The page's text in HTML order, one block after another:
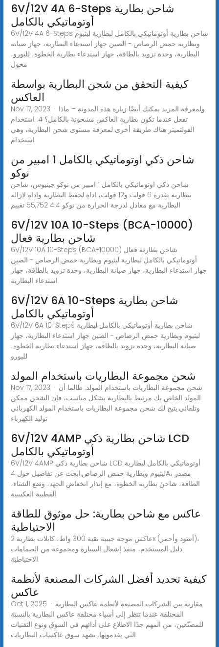
6V/12V 4A 6-Steps شاحن بطارية
أوتوماتيكي بالكامل
6V/12V 4A 6-Steps شاحن بطارية أوتوماتيكي بالكامل لبطارية ليثيوم
وبطارية حمض الرصاص - الصين جهاز استدعاء البطارية، جهاز صيانة
البطارية، وحدة تزويد بالطاقة، جهاز استدعاء بطارية الخطوة، لليورو،
محول
كيفية التحقق من شحن البطارية بواسطة
العاكس
Nov 17, 2023 · ولمعرفة المزيد يمكنك أيضًا زيارة هذه المدونة – ماذا
تفعل عندما تكون بطارية العاكس مشحونة بالكامل؟ 4. استخدام
الفولتميتر هناك طريقة أخرى لمعرفة مستوى شحن البطارية، وهي
استخدام
شاحن ذكي اوتوماتيكي بالكامل 1 امبير من
نوكو
شاحن ذكي اوتوماتيكي بالكامل 1 امبير من نوكو جينيوس، شاحن
ببطارية بقدرة 6 فولت و12 فولت، اداة لحفظ البطارية واداة لازالة
البطارية مع معادل لدرجة الحرارة من نوكو 4.4 55,752 تقييم
6V/12V 10A 10-Steps (BCA-10000)
شاحن بطارية فعال
6V/12V 10A 10-Steps (BCA-10000) شاحن بطارية فعال
أوتوماتيكي بالكامل لبطارية ليثيوم وبطارية حمض الرصاص - الصين
جهاز استدعاء البطارية، جهاز صيانة البطارية، وحدة تزويد بالطاقة، جهاز
استدعاء البطارية
6V/12V 6A 10-Steps شاحن بطارية
أوتوماتيكي بالكامل
6V/12V 6A 10-Steps شاحن بطارية أوتوماتيكي بالكامل لبطارية
ليثيوم وبطارية حمض الرصاص - الصين جهاز استدعاء البطارية، جهاز
صيانة البطارية، وحدة تزويد بالطاقة، جهاز استدعاء بطارية الخطوة،
لليورو
شحن مجموعة البطاريات باستخدام المولد
Nov 17, 2023 · شحن مجموعة البطاريات باستخدام المولد: طالما أن
المولد الخاص بك مرتبط بالبطارية بشكل مناسب، فإن الشحن ممكن
وتلقائي.يتيح لك شحن مجموعة البطاريات باستخدام المولد الكهربائي
توليد الكهرباء
6V/12V 4AMP شاحن بطارية ذكي LCD
أوتوماتيكي بالكامل
6V/12V 4AMP شاحن بطارية ذكي LCD أوتوماتيكي بالكامل لبطارية
ليثيوم وبطارية حمض الرصاص,ابحث عن تفاصيل حول 4A، مصدر
الطاقة، شاحن بطارية الخطوة، مع إنذار انخفاض الجهد، وضع الشتاء،
القطبية العكسية
عاكس مع شاحن بطارية: حل موثوق للطاقة
الاحتياطية
عاكس موجة جيبية نقية 300 واط، كابلات بطارية 2x (أسود وأحمر)،
دليل المستخدم، منفذ إشعال السيارة ومجموعة من الصمامات
الاحتياطية.
كيفية تحديد أفضل الشركات المصنعة لأنظمة
عاكس
Oct 1, 2025 · مقارنة بين الشركات المصنعة لأنظمة عاكس البطارية
المختلفة عندما تنظر إلى أشياء مختلفة عاكس البطارية بالنسبة
للمصنّعين، من المهم جدًا الاطلاع على أدائهم في السوق ونوع التقنيات
التي يقدمونها. يشهد سوق عاكسات البطاريات